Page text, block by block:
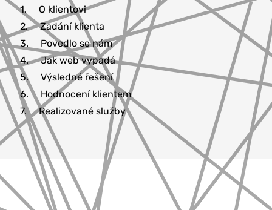
1.
O klientovi
2.
Zadání klienta
3.
Povedlo se nám
4.
Jak web vypadá
5.
Výsledné řešení
6.
Hodnocení klientem
7.
Realizované služby